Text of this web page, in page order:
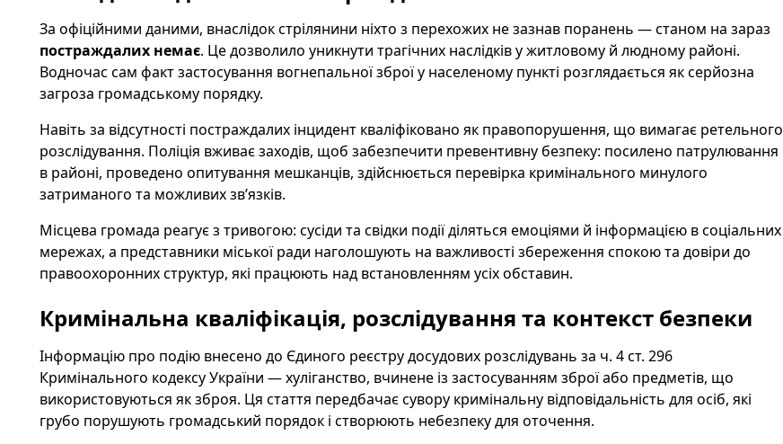
За офіційними даними, внаслідок стрілянини ніхто з перехожих не зазнав поранень — станом на зараз
постраждалих немає. Це дозволило уникнути трагічних наслідків у житловому й людному районі.
Водночас сам факт застосування вогнепальної зброї у населеному пункті розглядається як серйозна
загроза громадському порядку.
Навіть за відсутності постраждалих інцидент кваліфіковано як правопорушення, що вимагає ретельного
розслідування. Поліція вживає заходів, щоб забезпечити превентивну безпеку: посилено патрулювання
в районі, проведено опитування мешканців, здійснюється перевірка кримінального минулого
затриманого та можливих зв’язків.
Місцева громада реагує з тривогою: сусіди та свідки події діляться емоціями й інформацією в соціальних
мережах, а представники міської ради наголошують на важливості збереження спокою та довіри до
правоохоронних структур, які працюють над встановленням усіх обставин.
Кримінальна кваліфікація, розслідування та контекст безпеки
Інформацію про подію внесено до Єдиного реєстру досудових розслідувань за ч. 4 ст. 296
Кримінального кодексу України — хуліганство, вчинене із застосуванням зброї або предметів, що
використовуються як зброя. Ця стаття передбачає сувору кримінальну відповідальність для осіб, які
грубо порушують громадський порядок і створюють небезпеку для оточення.